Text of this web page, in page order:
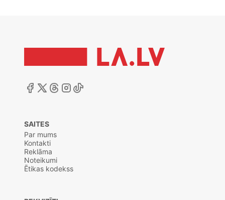
SAITES
Par mums
Kontakti
Reklāma
Noteikumi
Ētikas kodekss